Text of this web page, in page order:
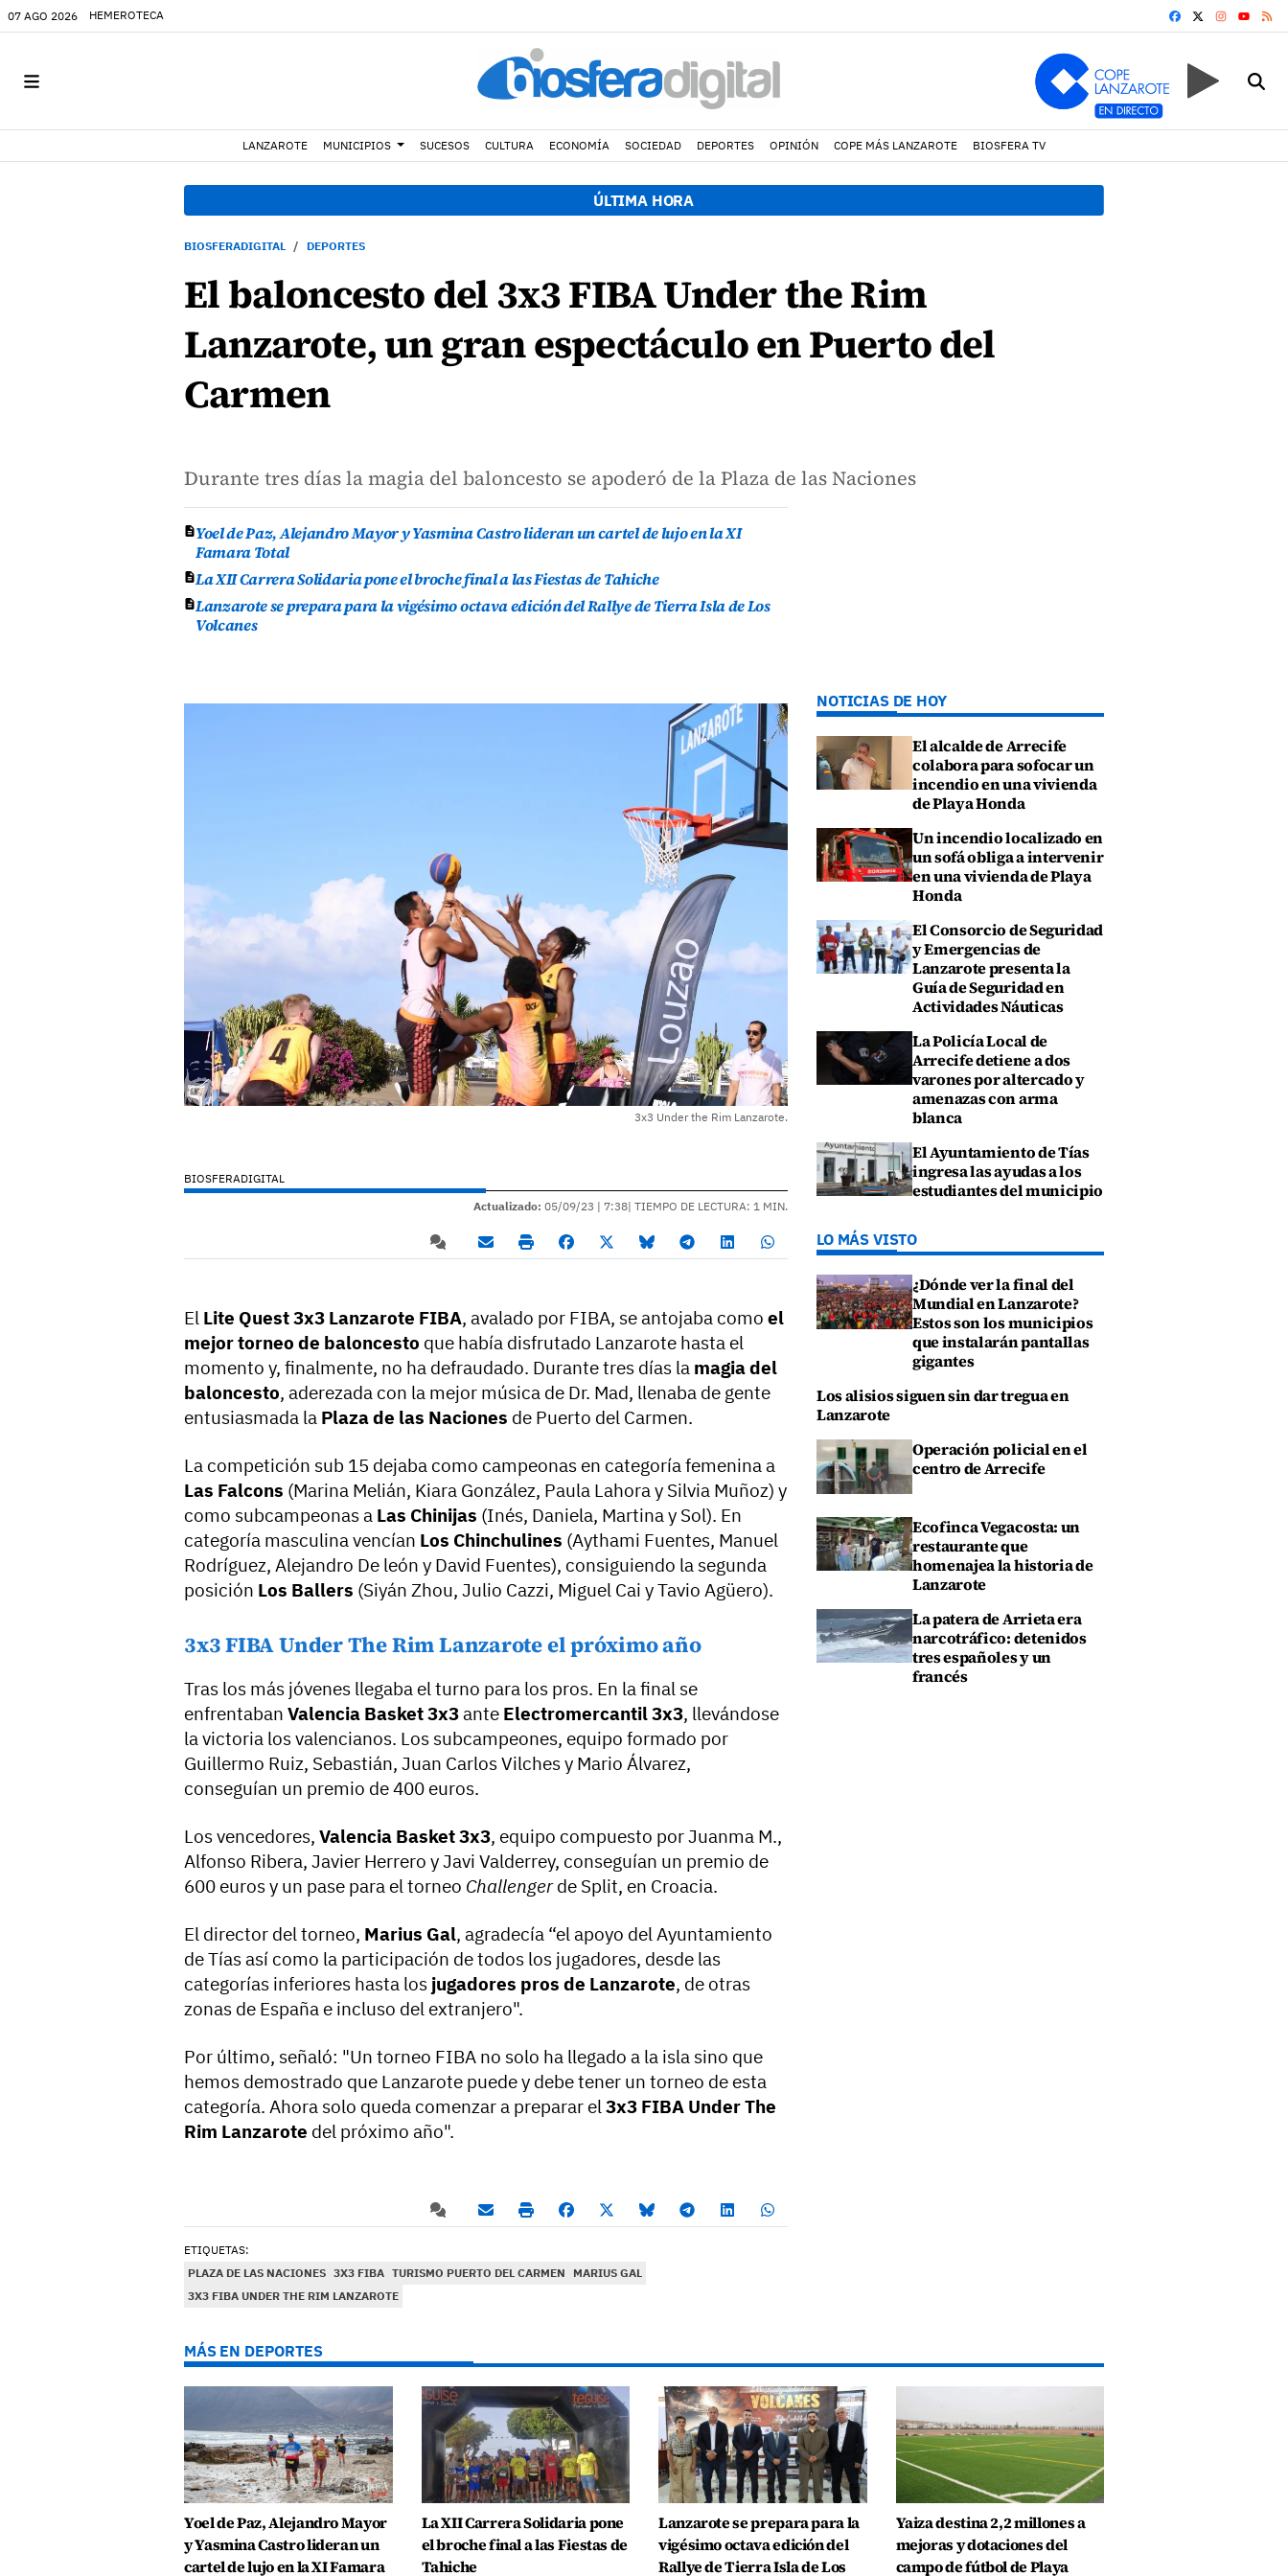
07 AGO 2026 HEMEROTECA FACEBOOK
YOUTUBE
LANZAROTE MUNICIPIOS SUCESOS CULTURA ECONOMÍA SOCIEDAD DEPORTES OPINIÓN COPE MÁS LANZAROTE BIOSFERA TV
ÚLTIMA HORA
BIOSFERADIGITAL DEPORTES
El baloncesto del 3x3 FIBA Under the Rim
Lanzarote, un gran espectáculo en Puerto del
Carmen
Durante tres días la magia del baloncesto se apoderó de la Plaza de las Naciones
Yoel de Paz, Alejandro Mayor y Yasmina Castro lideran un cartel de lujo en la XI
Famara Total
La XII Carrera Solidaria pone el broche final a las Fiestas de Tahiche
Lanzarote se prepara para la vigésimo octava edición del Rallye de Tierra Isla de Los
Volcanes
3x3 Under the Rim Lanzarote.
BIOSFERADIGITAL
Actualizado: 05/09/23 | 7:38| TIEMPO DE LECTURA: 1 MIN.
El Lite Quest 3x3 Lanzarote FIBA, avalado por FIBA, se antojaba como el
mejor torneo de baloncesto que había disfrutado Lanzarote hasta el
momento y, finalmente, no ha defraudado. Durante tres días la magia del
baloncesto, aderezada con la mejor música de Dr. Mad, llenaba de gente
entusiasmada la Plaza de las Naciones de Puerto del Carmen.
La competición sub 15 dejaba como campeonas en categoría femenina a
Las Falcons (Marina Melián, Kiara González, Paula Lahora y Silvia Muñoz) y
como subcampeonas a Las Chinijas (Inés, Daniela, Martina y Sol). En
categoría masculina vencían Los Chinchulines (Aythami Fuentes, Manuel
Rodríguez, Alejandro De león y David Fuentes), consiguiendo la segunda
posición Los Ballers (Siyán Zhou, Julio Cazzi, Miguel Cai y Tavio Agüero).
3x3 FIBA Under The Rim Lanzarote el próximo año
Tras los más jóvenes llegaba el turno para los pros. En la final se
enfrentaban Valencia Basket 3x3ante Electromercantil 3x3, llevándose
la victoria los valencianos. Los subcampeones, equipo formado por
Guillermo Ruiz, Sebastián, Juan Carlos Vilches y Mario Álvarez,
conseguían un premio de 400 euros.
Los vencedores, Valencia Basket 3x3, equipo compuesto por Juanma M.,
Alfonso Ribera, Javier Herrero y Javi Valderrey, conseguían un premio de
600 euros y un pase para el torneo Challengerde Split, en Croacia.
El director del torneo, Marius Gal, agradecía “el apoyo del Ayuntamiento
de Tías así como la participación de todos los jugadores, desde las
categorías inferiores hasta los jugadores pros de Lanzarote, de otras
zonas de España e incluso del extranjero".
Por último, señaló: "Un torneo FIBA no solo ha llegado a la isla sino que
hemos demostrado que Lanzarote puede y debe tener un torneo de esta
categoría. Ahora solo queda comenzar a preparar el3x3 FIBA Under The
Rim Lanzarote del próximo año".
ETIQUETAS:
PLAZA DE LAS NACIONES 3X3 FIBA TURISMO PUERTO DEL CARMEN
MARIUS GAL
3X3 FIBA UNDER THE RIM LANZAROTE
NOTICIAS DE HOY
El alcalde de Arrecife
colabora para sofocar un
incendio en una vivienda
de Playa Honda
Un incendio localizado en
un sofá obliga a intervenir
en una vivienda de Playa
Honda
El Consorcio de Seguridad
y Emergencias de
Lanzarote presenta la
Guía de Seguridad en
Actividades Náuticas
La Policía Local de
Arrecife detiene a dos
varones por altercado y
amenazas con arma
blanca
El Ayuntamiento de Tías
ingresa las ayudas a los
estudiantes del municipio
LO MÁS VISTO
¿Dónde ver la final del
Mundial en Lanzarote?
Estos son los municipios
que instalarán pantallas
gigantes
Los alisios siguen sin dar tregua en
Lanzarote
Operación policial en el
centro de Arrecife
Ecofinca Vegacosta: un
restaurante que
homenajea la historia de
Lanzarote
La patera de Arrieta era
narcotráfico: detenidos
tres españoles y un
francés
MÁS EN DEPORTES
Yoel de Paz, Alejandro Mayor
y Yasmina Castro lideran un
cartel de lujo en la XI Famara
La XII Carrera Solidaria pone
el broche final a las Fiestas de
Tahiche
Lanzarote se prepara para la
vigésimo octava edición del
Rallye de Tierra Isla de Los
Yaiza destina 2,2 millones a
mejoras y dotaciones del
campo de fútbol de Playa